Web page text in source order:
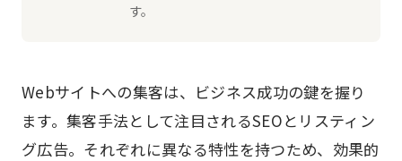
す。
Webサイトへの集客は、ビジネス成功の鍵を握り
ます。集客手法として注目されるSEOとリスティン
グ広告。それぞれに異なる特性を持つため、効果的